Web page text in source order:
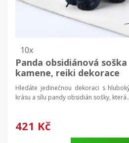
10x
Panda obsidiánová
kamene, reiki dekorace
Hledáte jedinečnou dekoraci s
krásu a sílu pandy obsidián sošky,
421 Kč